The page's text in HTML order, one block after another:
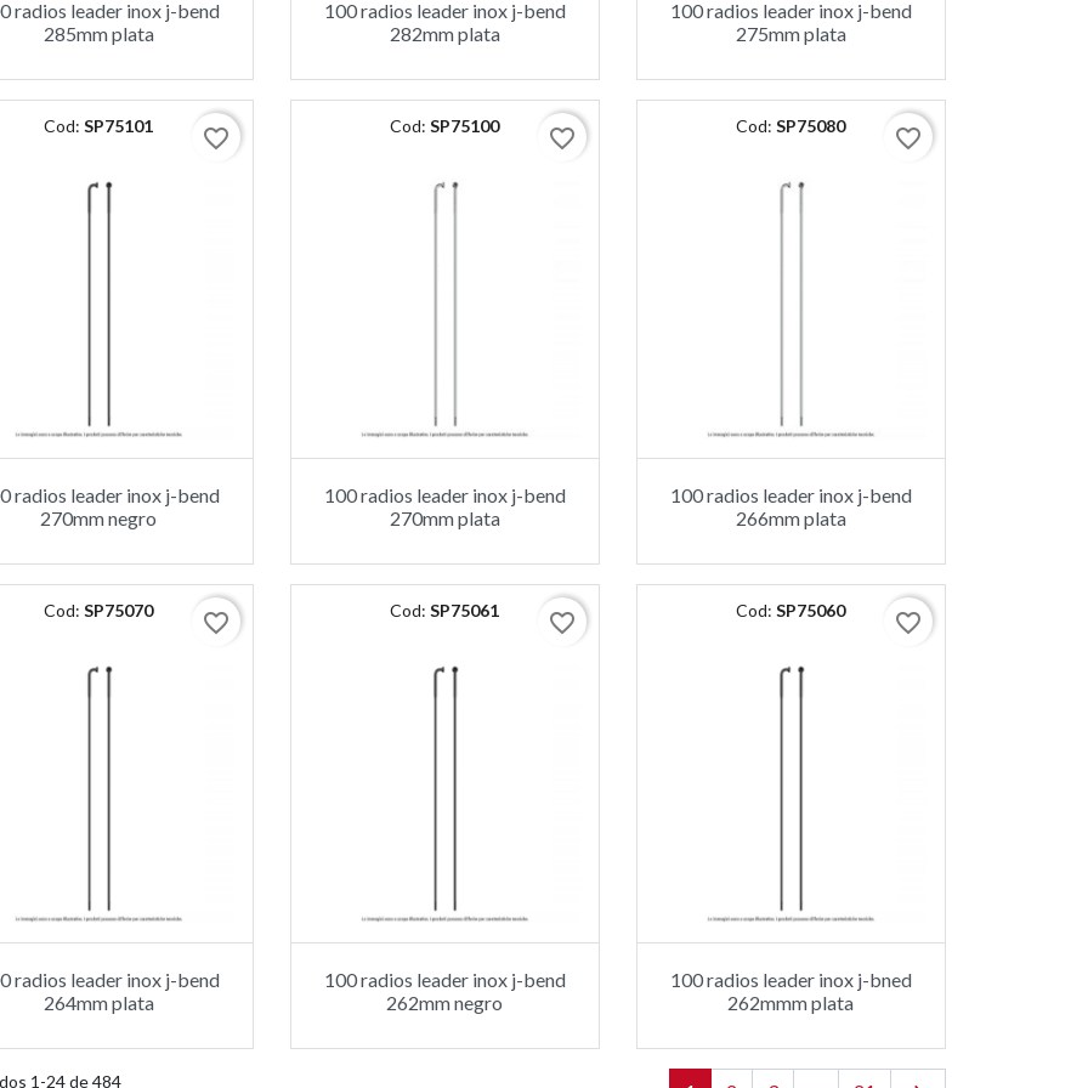
radios leader inox j-bend
285mm plata
100 radios leader inox j-bend
282mm plata
100 radios leader inox j-bend
275mm plata
Cod:SP75101 favorite_border
radios leader inox j-bend
270mm negro
Cod:SP75100 favorite_border
100 radios leader inox j-bend
270mm plata
Cod:SP75080 favorite_border
100 radios leader inox j-bend
266mm plata
Cod:SP75070 favorite_border
radios leader inox j-bend
264mm plata
Cod:SP75061 favorite_border
100 radios leader inox j-bend
262mm negro
Cod:SP75060 favorite_border
100 radios leader inox j-bned
262mmm plata
1-24 de 484